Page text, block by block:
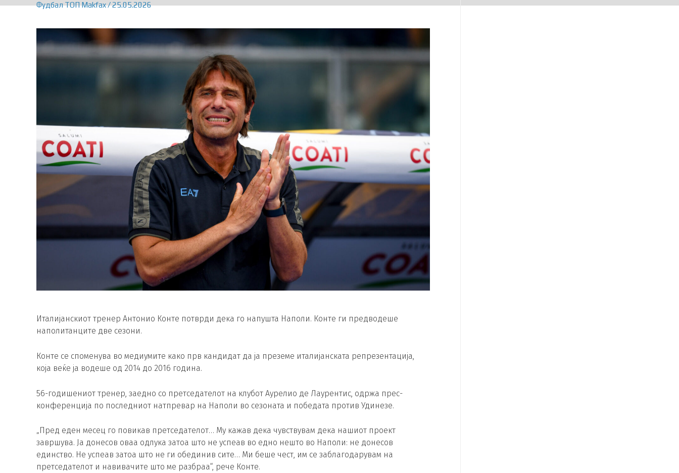
ФудбалТОПMakfax/25.05.2026
Италијанскиот тренер Антонио Конте потврди дека го напушта Наполи. Конте ги предводеше
наполитанците две сезони.
Конте се споменува во медиумите како прв кандидат да ја преземе италијанската репрезентација,
која веќе ја водеше од 2014 до 2016 година.
56-годишениот тренер, заедно со претседателот на клубот Аурелио де Лаурентис, одржа прес-
конференција по последниот натпревар на Наполи во сезоната и победата против Удинезе.
„Пред еден месец го повикав претседателот… Му кажав дека чувствувам дека нашиот проект
завршува. Ја донесов оваа одлука затоа што не успеав во едно нешто во Наполи: не донесов
единство. Не успеав затоа што не ги обединив сите… Ми беше чест, им се заблагодарувам на
претседателот и навивачите што ме разбраа“, рече Конте.